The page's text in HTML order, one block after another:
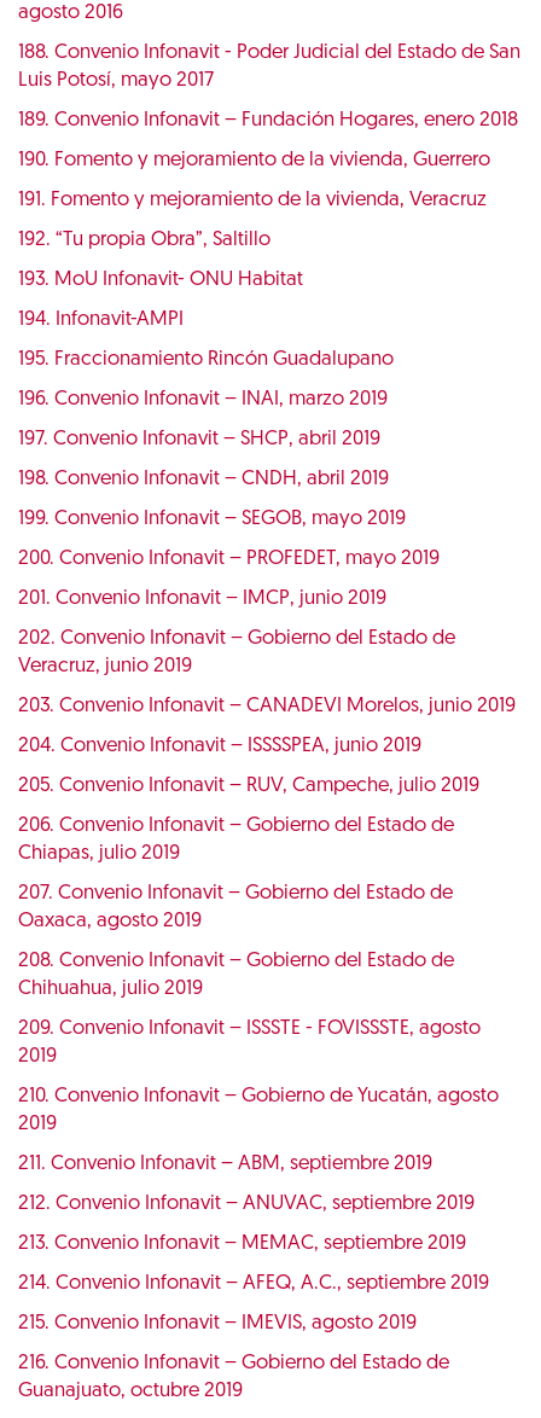
agosto 2016
188. Convenio Infonavit - Poder Judicial del Estado de San
Luis Potosí, mayo 2017
189. Convenio Infonavit – Fundación Hogares, enero 2018
190. Fomento y mejoramiento de la vivienda, Guerrero
191. Fomento y mejoramiento de la vivienda, Veracruz
192. “Tu propia Obra”, Saltillo
193. MoU Infonavit- ONU Habitat
194. Infonavit-AMPI
195. Fraccionamiento Rincón Guadalupano
196. Convenio Infonavit – INAI, marzo 2019
197. Convenio Infonavit – SHCP, abril 2019
198. Convenio Infonavit – CNDH, abril 2019
199. Convenio Infonavit – SEGOB, mayo 2019
200. Convenio Infonavit – PROFEDET, mayo 2019
201. Convenio Infonavit – IMCP, junio 2019
202. Convenio Infonavit – Gobierno del Estado de
Veracruz, junio 2019
203. Convenio Infonavit – CANADEVI Morelos, junio 2019
204. Convenio Infonavit – ISSSSPEA, junio 2019
205. Convenio Infonavit – RUV, Campeche, julio 2019
206. Convenio Infonavit – Gobierno del Estado de
Chiapas, julio 2019
207. Convenio Infonavit – Gobierno del Estado de
Oaxaca, agosto 2019
208. Convenio Infonavit – Gobierno del Estado de
Chihuahua, julio 2019
209. Convenio Infonavit – ISSSTE - FOVISSSTE, agosto
2019
210. Convenio Infonavit – Gobierno de Yucatán, agosto
2019
211. Convenio Infonavit – ABM, septiembre 2019
212. Convenio Infonavit – ANUVAC, septiembre 2019
213. Convenio Infonavit – MEMAC, septiembre 2019
214. Convenio Infonavit – AFEQ, A.C., septiembre 2019
215. Convenio Infonavit – IMEVIS, agosto 2019
216. Convenio Infonavit – Gobierno del Estado de
Guanajuato, octubre 2019